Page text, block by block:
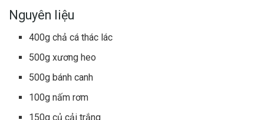
Nguyên liệu
400g chả cá thác lác
500g xương heo
500g bánh canh
100g nấm rơm
150g củ cải trắng